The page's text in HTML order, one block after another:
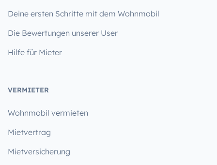
Deine ersten Schritte mit dem Wohnmobil
Die Bewertungen unserer User
Hilfe für Mieter
VERMIETER
Wohnmobil vermieten
Mietvertrag
Mietversicherung